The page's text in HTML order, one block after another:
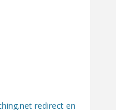
redirect en